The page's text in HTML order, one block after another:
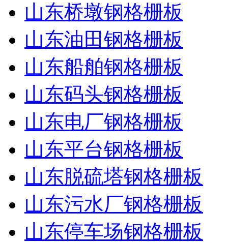
山东桥墩钢格栅板
山东油田钢格栅板
山东船舶钢格栅板
山东码头钢格栅板
山东电厂钢格栅板
山东平台钢格栅板
山东脱硫塔钢格栅板
山东污水厂钢格栅板
山东停车场钢格栅板